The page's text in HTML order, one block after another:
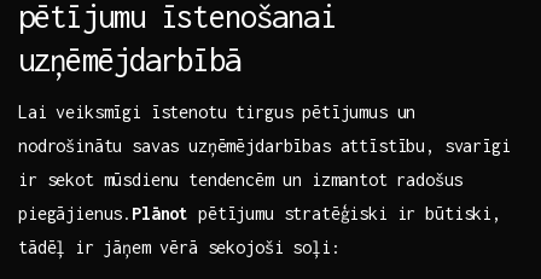
pētījumu īstenošanai
uzņēmējdarbībā
Lai veiksmīgi īstenotu tirgus pētījumus un
nodrošinātu savas uzņēmējdarbības attīstību, svarīgi
ir sekot‌ mūsdienu‌ tendencēm⁤ un izmantot radošus
piegājienus. Plānot pētījumu stratēģiski ir būtiski,⁣
tādēļ⁤ ir jāņem vērā sekojoši soļi: